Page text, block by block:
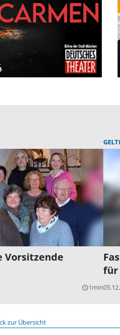
Vorsitzende
query_builder1min
für
zur Übersicht